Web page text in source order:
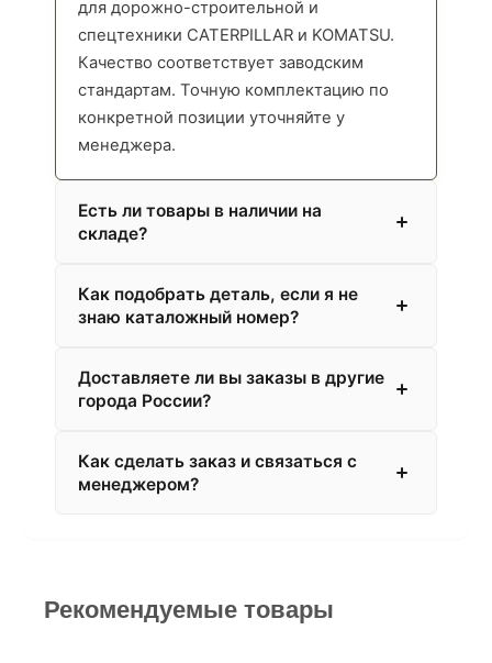
для дорожно-строительной и
спецтехники CATERPILLAR и KOMATSU.
Качество соответствует заводским
стандартам. Точную комплектацию по
конкретной позиции уточняйте у
менеджера.
Есть ли товары в наличии на
складе?
Как подобрать деталь, если я не
знаю каталожный номер?
Доставляете ли вы заказы в другие
города России?
Как сделать заказ и связаться с
менеджером?
Рекомендуемые товары